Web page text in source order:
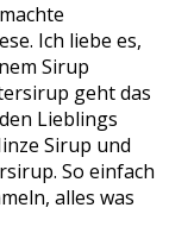
Ich liebe es,
Sirup
geht das
Lieblings
Sirup und
So einfach
alles was